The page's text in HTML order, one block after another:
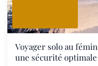
Voyager solo au
une sécurité optimale